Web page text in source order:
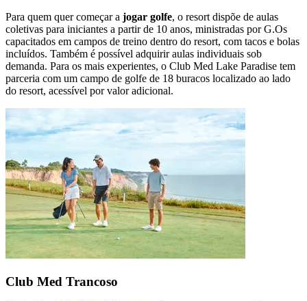
Para quem quer começar a jogar golfe, o resort dispõe de aulas
coletivas para iniciantes a partir de 10 anos, ministradas por G.Os
capacitados em campos de treino dentro do resort, com tacos e bolas
incluídos. Também é possível adquirir aulas individuais sob
demanda. Para os mais experientes, o Club Med Lake Paradise tem
parceria com um campo de golfe de 18 buracos localizado ao lado
do resort, acessível por valor adicional.
Club Med Trancoso